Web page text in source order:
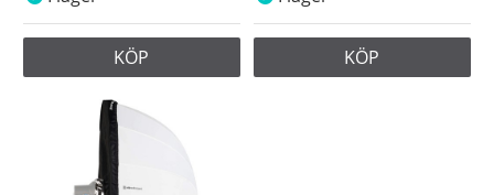
KÖP KÖP